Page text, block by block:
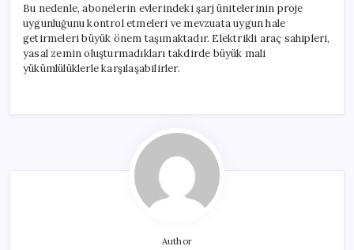
Bu nedenle, abonelerin evlerindeki şarj ünitelerinin proje
uygunluğunu kontrol etmeleri ve mevzuata uygun hale
getirmeleri büyük önem taşımaktadır. Elektrikli araç sahipleri,
yasal zemin oluşturmadıkları takdirde büyük mali
yükümlülüklerle karşılaşabilirler.
Author